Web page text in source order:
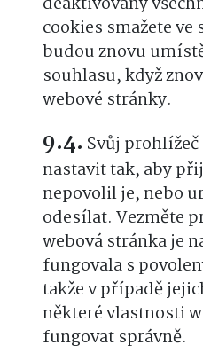
cookies smažete
budou znovu
souhlasu, když
webové stránky.
Svůj
nastavit tak, aby
nepovolil je, nebo
odesílat. Vezměte
webová stránka je
fungovala s
takže v případě
některé vlastnosti
fungovat správně.